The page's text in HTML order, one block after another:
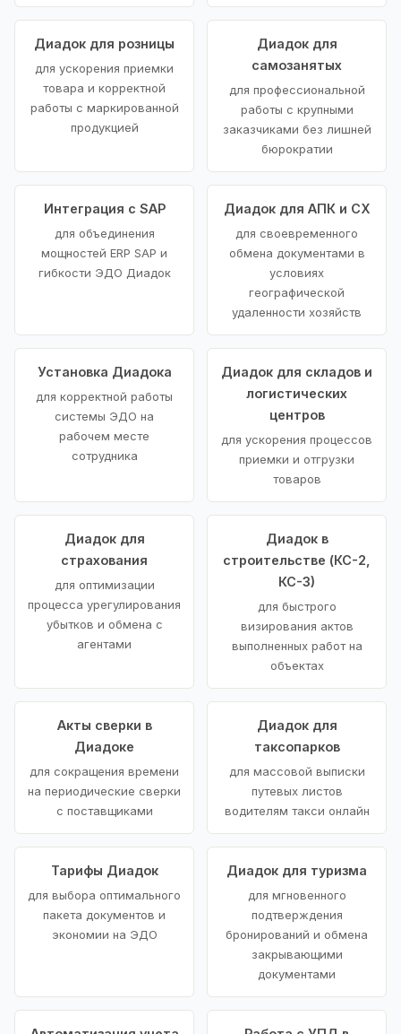
Диадок для розницы
для ускорения приемки
товара и корректной
работы с маркированной
продукцией
Диадок для
самозанятых
для профессиональной
работы с крупными
заказчиками без лишней
бюрократии
Интеграция с SAP
для объединения
мощностей ERP SAP и
гибкости ЭДО Диадок
Диадок для АПК и СХ
для своевременного
обмена документами в
условиях
географической
удаленности хозяйств
Установка Диадока
для корректной работы
системы ЭДО на
рабочем месте
сотрудника
Диадок для складов и
логистических
центров
для ускорения процессов
приемки и отгрузки
товаров
Диадок для
страхования
для оптимизации
процесса урегулирования
убытков и обмена с
агентами
Диадок в
строительстве (КС-2,
КС-3)
для быстрого
визирования актов
выполненных работ на
объектах
Акты сверки в
Диадоке
для сокращения времени
на периодические сверки
с поставщиками
Диадок для
таксопарков
для массовой выписки
путевых листов
водителям такси онлайн
Тарифы Диадок
для выбора оптимального
пакета документов и
экономии на ЭДО
Диадок для туризма
для мгновенного
подтверждения
бронирований и обмена
закрывающими
документами